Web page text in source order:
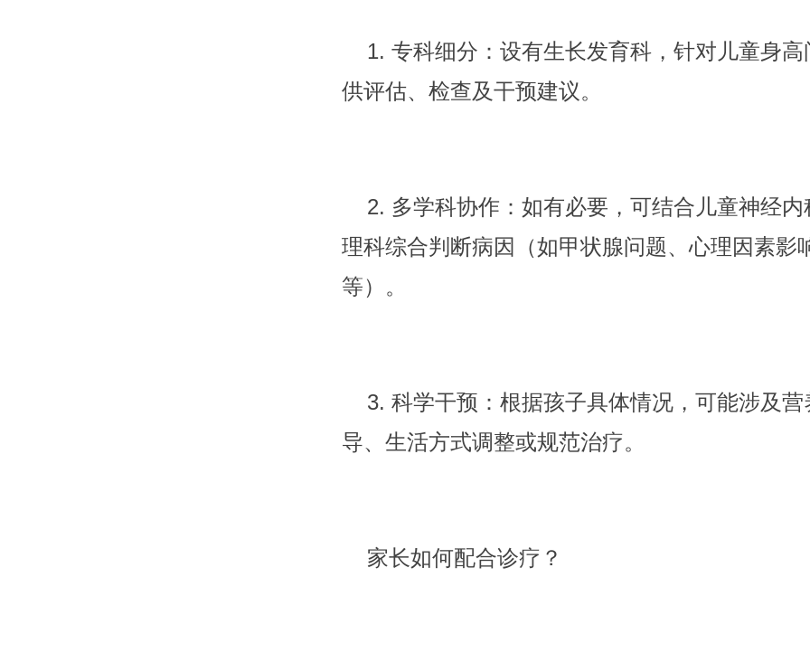
1. 专科细分：设有生长发育科，针对儿童身高
供评估、检查及干预建议。
2. 多学科协作：如有必要，可结合儿童神经内
理科综合判断病因（如甲状腺问题、心理因素影
等）。
3. 科学干预：根据孩子具体情况，可能涉及营
导、生活方式调整或规范治疗。
家长如何配合诊疗？